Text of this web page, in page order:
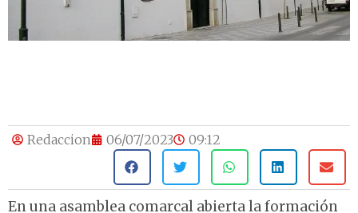
Redaccion 06/07/2023 09:12
En una asamblea comarcal abierta la formación